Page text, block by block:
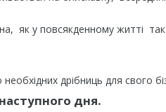
як у повсякденному житті так
дрібниць для свого
дня.